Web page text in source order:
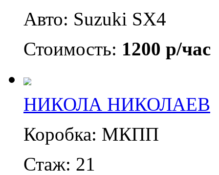
Авто: Suzuki SX4
Стоимость: 1200 р/час
НИКОЛА НИКОЛАЕВ
Коробка: МКПП
Стаж: 21